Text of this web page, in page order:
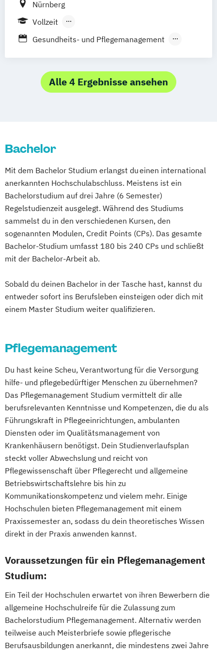
Studienzentrum Judenburg
Psychologie mit Schwerpunkt
Gesundheitspsychologie
Psychologie mit Schwerpunkt Klinische
Pädagogische Psychologie
Soziale Arbeit Sozialmanagement
Nürnberg
Vollzeit
Berufsbegleitendes Präsenzstudium
Gesundheits- und Pflegemanagement
Heilpädagogik Pflege
Alle 4 Ergebnisse ansehen
Bachelor
Mit dem Bachelor Studium erlangst du einen international
anerkannten Hochschulabschluss. Meistens ist ein
Bachelorstudium auf drei Jahre (6 Semester)
Regelstudienzeit ausgelegt. Während des Studiums
sammelst du in den verschiedenen Kursen, den
sogenannten Modulen, Credit Points (CPs). Das gesamte
Bachelor-Studium umfasst 180 bis 240 CPs und schließt
mit der Bachelor-Arbeit ab.
Sobald du deinen Bachelor in der Tasche hast, kannst du
entweder sofort ins Berufsleben einsteigen oder dich mit
einem Master Studium weiter qualifizieren.
Pflegemanagement
Du hast keine Scheu, Verantwortung für die Versorgung
hilfe- und pflegebedürftiger Menschen zu übernehmen?
Das Pflegemanagement Studium vermittelt dir alle
berufsrelevanten Kenntnisse und Kompetenzen, die du als
Führungskraft in Pflegeeinrichtungen, ambulanten
Diensten oder im Qualitätsmanagement von
Krankenhäusern benötigst. Dein Studienverlaufsplan
steckt voller Abwechslung und reicht von
Pflegewissenschaft über Pflegerecht und allgemeine
Betriebswirtschaftslehre bis hin zu
Kommunikationskompetenz und vielem mehr. Einige
Hochschulen bieten Pflegemanagement mit einem
Praxissemester an, sodass du dein theoretisches Wissen
direkt in der Praxis anwenden kannst.
Voraussetzungen für ein Pflegemanagement
Studium:
Ein Teil der Hochschulen erwartet von ihren Bewerbern die
allgemeine Hochschulreife für die Zulassung zum
Bachelorstudium Pflegemanagement. Alternativ werden
teilweise auch Meisterbriefe sowie pflegerische
Berufsausbildungen anerkannt, die mindestens zwei Jahre